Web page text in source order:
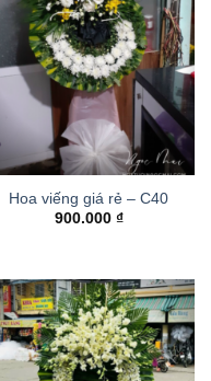
Hoa viếng giá rẻ – C40
900.000 ₫